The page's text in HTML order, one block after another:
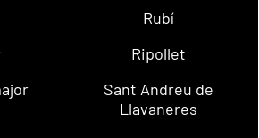
Rubí
Ripollet
Sant Andreu de
Llavaneres